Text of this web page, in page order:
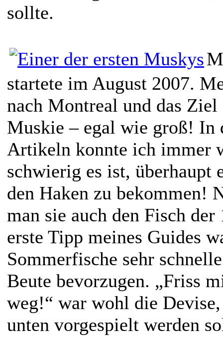
sollte.
startete im August 2007.
nach Montreal und das
Muskie – egal wie groß! In
Artikeln konnte ich immer
schwierig es ist, überhaupt
den Haken zu bekommen!
man sie auch den Fisch
erste Tipp meines Guides
Sommerfische sehr
Beute bevorzugen. „Friss
weg!“ war wohl die
unten vorgespielt werden